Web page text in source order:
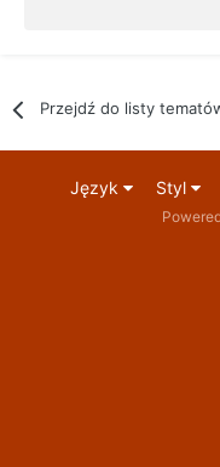
Przejdź do listy
Język Styl